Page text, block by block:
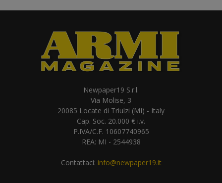
Newpaper19 S.r.l.
Via Molise, 3
20085 Locate di Triulzi (MI) - Italy
Cap. Soc. 20.000 € i.v.
P.IVA/C.F. 10607740965
REA: MI - 2544938
Contattaci: info@newpaper19.it